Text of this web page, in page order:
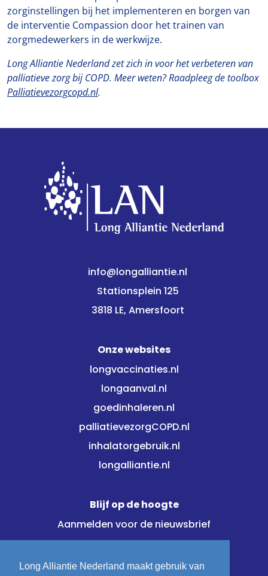
Long Alliantie Nederland maakt gebruik van
zorginstellingen bij het implementeren en borgen van
de interventie Compassion door het trainen van
zorgmedewerkers in de werkwijze.
Long Alliantie Nederland zet zich in voor het verbeteren van
palliatieve zorg bij COPD. Meer weten? Raadpleeg de toolbox
Palliatievezorgcopd.nl.
info@longalliantie.nl
Stationsplein 125
3818 LE, Amersfoort
Onze websites
longvaccinaties.nl
longaanval.nl
goedinhaleren.nl
palliatievezorgCOPD.nl
inhalatorgebruik.nl
longalliantie.nl
Blijf op de hoogte
Aanmelden voor de nieuwsbrief